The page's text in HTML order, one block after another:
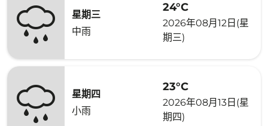
星期三
中雨
24°C
2026年08月12日(星
期三)
星期四
小雨
23°C
2026年08月13日(星
期四)